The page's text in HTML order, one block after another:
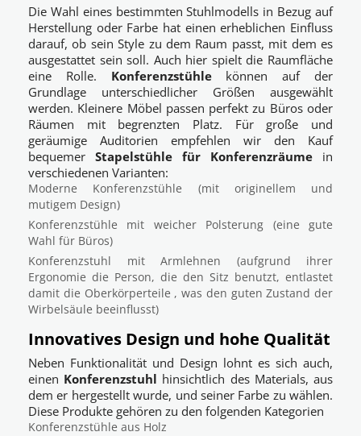
Die Wahl eines bestimmten Stuhlmodells in Bezug auf
Herstellung oder Farbe hat einen erheblichen Einfluss
darauf, ob sein Style zu dem Raum passt, mit dem es
ausgestattet sein soll. Auch hier spielt die Raumfläche
eine Rolle. Konferenzstühlekönnen auf der
Grundlage unterschiedlicher Größen ausgewählt
werden. Kleinere Möbel passen perfekt zu Büros oder
Räumen mit begrenzten Platz. Für große und
geräumige Auditorien empfehlen wir den Kauf
bequemer Stapelstühle für Konferenzräume in
verschiedenen Varianten:
Moderne Konferenzstühle (mit originellem und
mutigem Design)
Konferenzstühle mit weicher Polsterung (eine gute
Wahl für Büros)
Konferenzstuhl mit Armlehnen (aufgrund ihrer
Ergonomie die Person, die den Sitz benutzt, entlastet
damit die Oberkörperteile , was den guten Zustand der
Wirbelsäule beeinflusst)
Innovatives Design und hohe Qualität
Neben Funktionalität und Design lohnt es sich auch,
einen Konferenzstuhl hinsichtlich des Materials, aus
dem er hergestellt wurde, und seiner Farbe zu wählen.
Diese Produkte gehören zu den folgenden Kategorien
Konferenzstühle aus Holz